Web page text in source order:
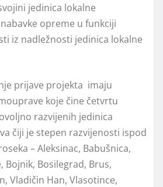
jedinica lokalne
opreme u funkciji
iz nadležnosti jedinica lokalne
prijave projekta imaju
koje čine četvrtu
razvijenih jedinica
čiji je stepen razvijenosti ispod
– Aleksinac, Babušnica,
Bojnik, Bosilegrad, Brus,
Vladičin Han, Vlasotince,